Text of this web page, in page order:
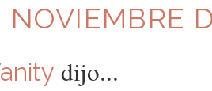
NOVIEMBRE
dijo...